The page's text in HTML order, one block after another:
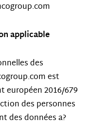
applicable
des
est
européen 2016/679
des personnes
des données a?